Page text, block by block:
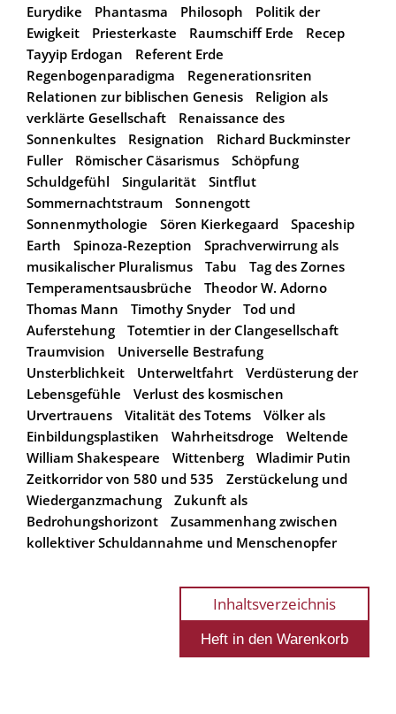
Eurydike
Phantasma Philosoph
Politik der
Ewigkeit
Priesterkaste Raumschiff Erde
Recep
Tayyip Erdogan
Referent Erde
Regenbogenparadigma
Regenerationsriten
Relationen zur biblischen Genesis
Religion als
verklärte Gesellschaft
Renaissance des
Sonnenkultes
Resignation
Richard Buckminster
Fuller
Römischer Cäsarismus
Schöpfung
Schuldgefühl
Singularität
Sintflut
Sommernachtstraum
Sonnengott
Sonnenmythologie
Sören Kierkegaard
Spaceship
Earth
Spinoza-Rezeption
Sprachverwirrung als
musikalischer Pluralismus
Tabu
Tag des Zornes
Temperamentsausbrüche
Theodor W. Adorno
Thomas Mann
Timothy Snyder
Tod und
Auferstehung
Totemtier in der Clangesellschaft
Traumvision
Universelle Bestrafung
Unsterblichkeit
Unterweltfahrt
Verdüsterung der
Lebensgefühle
Verlust des kosmischen
Urvertrauens
Vitalität des Totems
Völker als
Einbildungsplastiken
Wahrheitsdroge
Weltende
William Shakespeare
Wittenberg
Wladimir Putin
Zeitkorridor von 580 und 535
Zerstückelung und
Wiederganzmachung
Zukunft als
Bedrohungshorizont
Zusammenhang zwischen
kollektiver Schuldannahme und Menschenopfer
Inhaltsverzeichnis